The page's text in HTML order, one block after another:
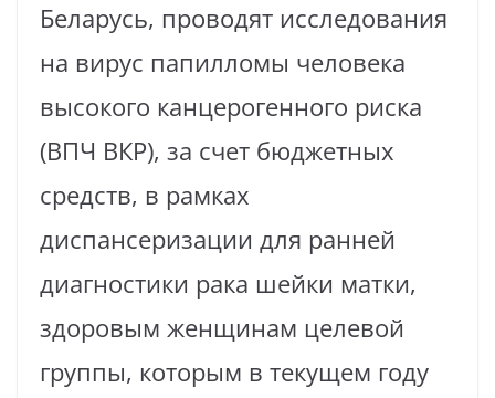
Беларусь, проводят исследования
на вирус папилломы человека
высокого канцерогенного риска
(ВПЧ ВКР), за счет бюджетных
средств, в рамках
диспансеризации для ранней
диагностики рака шейки матки,
здоровым женщинам целевой
группы, которым в текущем году